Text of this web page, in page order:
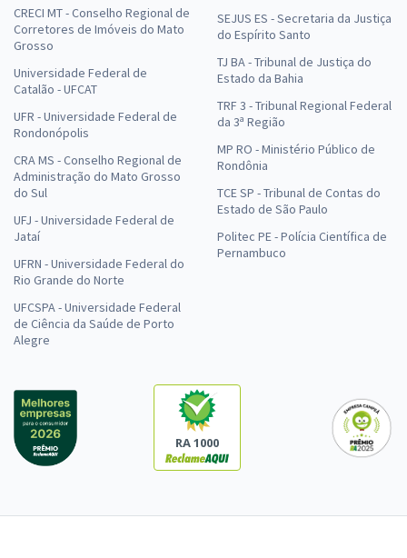
CRECI MT - Conselho Regional de
Corretores de Imóveis do Mato
Grosso
Universidade Federal de
Catalão - UFCAT
UFR - Universidade Federal de
Rondonópolis
CRA MS - Conselho Regional de
Administração do Mato Grosso
do Sul
UFJ - Universidade Federal de
Jataí
UFRN - Universidade Federal do
Rio Grande do Norte
UFCSPA - Universidade Federal
de Ciência da Saúde de Porto
Alegre
SEJUS ES - Secretaria da Justiça
do Espírito Santo
TJ BA - Tribunal de Justiça do
Estado da Bahia
TRF 3 - Tribunal Regional Federal
da 3ª Região
MP RO - Ministério Público de
Rondônia
TCE SP - Tribunal de Contas do
Estado de São Paulo
Politec PE - Polícia Científica de
Pernambuco
RA 1000